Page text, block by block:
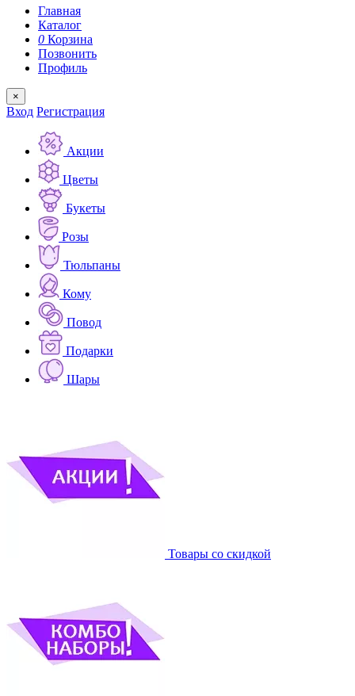
Главная
Каталог
0 Корзина
Позвонить
Профиль
×
Вход Регистрация
Акции
Цветы
Букеты
Розы
Тюльпаны
Кому
Повод
Подарки
Шары
Товары со скидкой